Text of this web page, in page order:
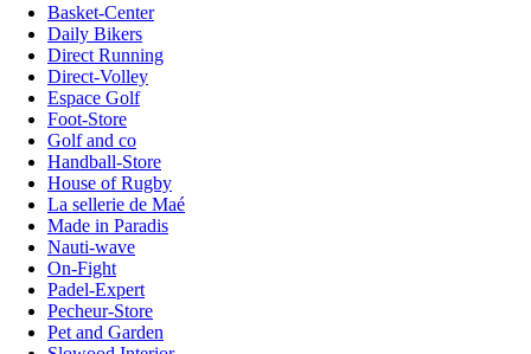
Basket-Center
Daily Bikers
Direct Running
Direct-Volley
Espace Golf
Foot-Store
Golf and co
Handball-Store
House of Rugby
La sellerie de Maé
Made in Paradis
Nauti-wave
On-Fight
Padel-Expert
Pecheur-Store
Pet and Garden